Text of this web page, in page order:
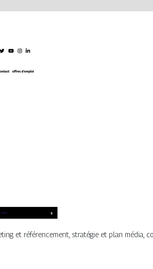
et référencement, stratégie et plan média,